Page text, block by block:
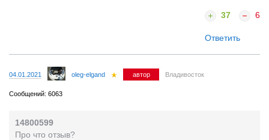
37 6
Ответить
04.01.2021 oleg-elgand автор Владивосток
Сообщений: 6063
14800599
Про что отзыв?